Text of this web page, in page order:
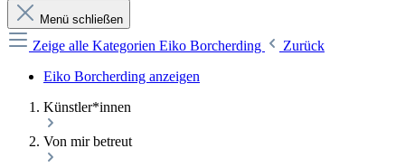
Menü schließen
Zeige alle Kategorien Eiko Borcherding
Zurück
Eiko Borcherding anzeigen
Künstler*innen
Von mir betreut